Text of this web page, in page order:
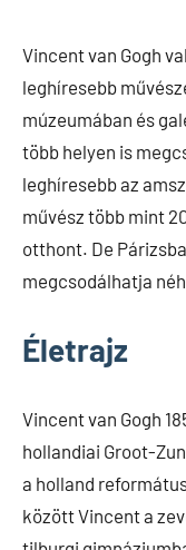
Vincent van Gogh
leghíresebb
múzeumában és
több helyen is
leghíresebb az
művész több mint
otthont. De
megcsodálhatja
Életrajz
Vincent van Gogh
hollandiai Groot-
a holland
között Vincent a